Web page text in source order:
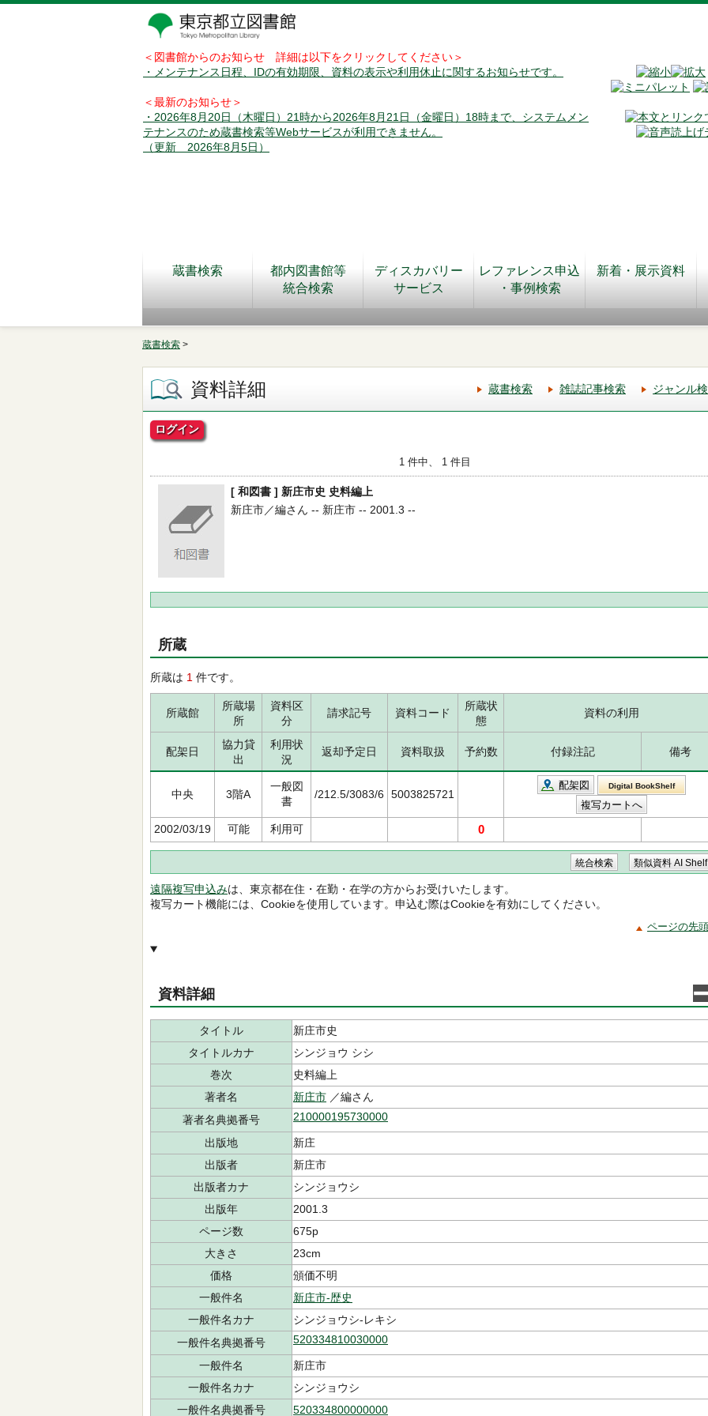
＜図書館からのお知らせ 詳細は以下をクリックしてください＞
・メンテナンス日程、IDの有効期限、資料の表示や利用休止に関するお知らせです。
＜最新のお知らせ＞
・2026年8月20日（木曜日）21時から2026年8月21日（金曜日）18時まで、システムメン
テナンスのため蔵書検索等Webサービスが利用できません。
（更新 2026年8月5日）
蔵書検索
都内図書館等
統合検索
ディスカバリー
サービス
レファレンス申込
・事例検索
新着・展示資料
蔵書検索 >
資料詳細 蔵書検索 雑誌記事検索 ジャンル
ログイン
1 件中、 1 件目
[ 和図書 ] 新庄市史 史料編上
新庄市／編さん -- 新庄市 -- 2001.3 --
所蔵
所蔵は 1 件です。
所蔵館
所蔵場
所
資料区
分
請求記号 資料コード
所蔵状
態
資料の利用
配架日
協力貸
出
利用状
況
返却予定日 資料取扱 予約数 付録注記 備考
中央 3階A
一般図
書
/212.5/3083/6 5003825721
配架図 Digital BookShelf
2002/03/19 可能 利用可 0
遠隔複写申込みは、東京都在住・在勤・在学の方からお受けいたします。
複写カート機能には、Cookieを使用しています。申込む際はCookieを有効にしてください。
ページの先
資料詳細
タイトル
新庄市史
タイトルカナ
シンジョウ シシ
巻次
史料編上
著者名
新庄市 ／編さん
著者名典拠番号
210000195730000
出版地
新庄
出版者
新庄市
出版者カナ
シンジョウシ
出版年
2001.3
ページ数
675p
大きさ
23cm
価格
頒価不明
一般件名
新庄市-歴史
一般件名カナ
シンジョウシ-レキシ
一般件名典拠番号
520334810030000
一般件名
新庄市
一般件名カナ
シンジョウシ
一般件名典拠番号
520334800000000